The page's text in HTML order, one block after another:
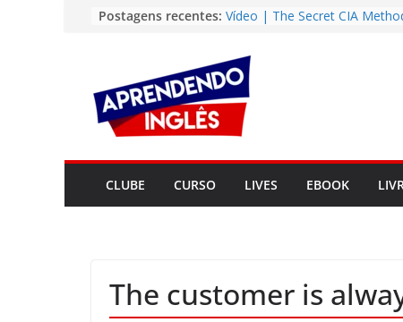
conteúdo
Postagens recentes: Vídeo | The Secret CIA
Vídeo | How I m using
to power up my language
Vídeo | Do imaginary friends
you smarter?
Story | Brasília: The City That
from the Wilderness
Easy English Song |
Over the Rainbow (Israel
Kamakawiwo’ole)
CLUBE CURSO LIVES EBOOK
The customer is